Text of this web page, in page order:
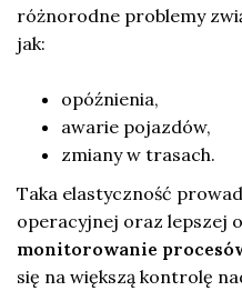
różnorodne problemy
jak:
opóźnienia,
awarie pojazdów,
zmiany w trasach.
Taka elastyczność
operacyjnej oraz lepszej
monitorowanie
się na większą kontrolę